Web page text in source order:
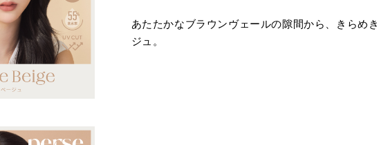
あたたかなブラウンヴェールの隙間から、きらめ
ジュ。